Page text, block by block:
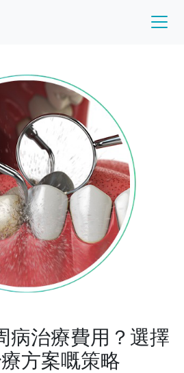
病治療費用？選擇
方案嘅策略